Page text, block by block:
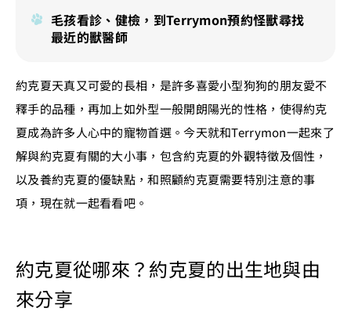
毛孩看診、健檢，到Terrymon預約怪獸尋找
最近的獸醫師
約克夏天真又可愛的長相，是許多喜愛小型狗狗的朋友愛不
釋手的品種，再加上如外型一般開朗陽光的性格，使得約克
夏成為許多人心中的寵物首選。今天就和Terrymon一起來了
解與約克夏有關的大小事，包含約克夏的外觀特徵及個性，
以及養約克夏的優缺點，和照顧約克夏需要特別注意的事
項，現在就一起看看吧。
約克夏從哪來？約克夏的出生地與由
來分享